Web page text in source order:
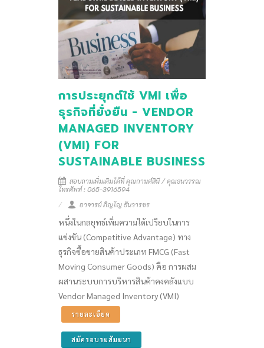
การประยุกต์ใช้ VMI เพื่อ
ธุรกิจที่ยั่งยืน - VENDOR
MANAGED INVENTORY
(VMI) FOR
SUSTAINABLE BUSINESS
สอบถามเพิ่มเติมได้ที่ คุณกานต์สินี / คุณธนวรรณ
โทรศัพท์ : 065-3916594
อาจารย์ ภิญโญ ธันวารชร
หนึ่งในกลยุทธ์เพิ่มความได้เปรียบในการ
แข่งขัน (Competitive Advantage) ทาง
ธุรกิจซื้อขายสินค้าประเภท FMCG (Fast
Moving Consumer Goods) คือ การผสม
ผสานระบบการบริหารสินค้าคงคลังแบบ
Vendor Managed Inventory (VMI)
รายละเอียด
สมัครอบรมสัมมนา